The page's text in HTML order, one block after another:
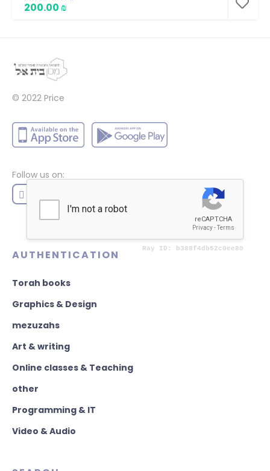
200.00 ₪
© 2022 Price
Follow us on:
AUTHENTICATION
Torah books
Graphics & Design
mezuzahs
Art & writing
Online classes & Teaching
other
Programming & IT
Video & Audio